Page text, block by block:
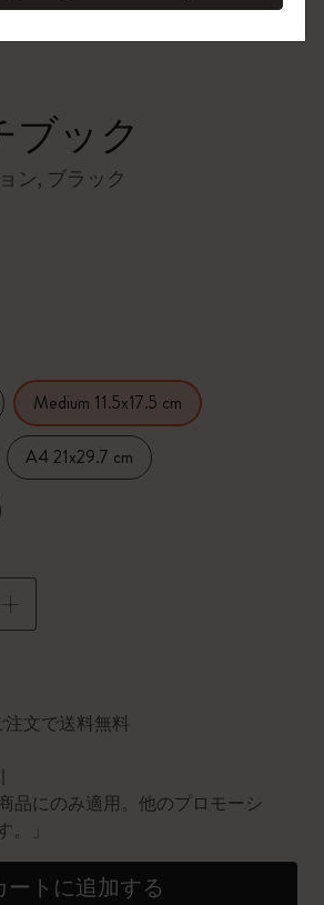
ブック
ン, ブラック
Medium 11.5x17.5 cm
A4 21x29.7 cm
注文で送料無料
品にのみ適用。他のプロモーシ
」
ートに追加する